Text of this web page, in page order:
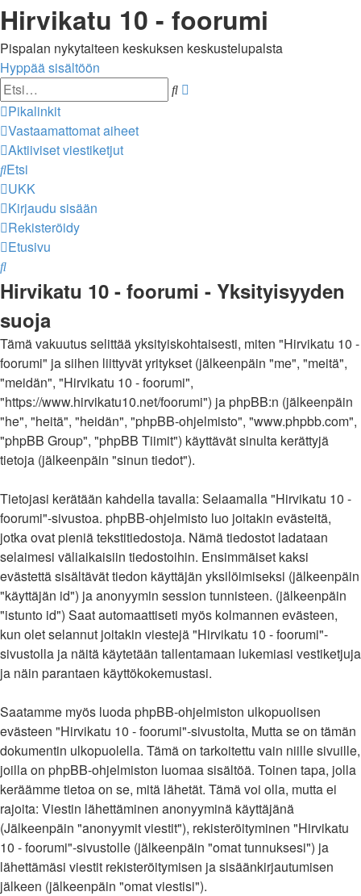
Hirvikatu 10 - foorumi
Pispalan nykytaiteen keskuksen keskustelupalsta
Hyppää sisältöön
Etsi
Pikalinkit
Vastaamattomat aiheet
Aktiiviset viestiketjut
Etsi
UKK
Kirjaudu sisään
Rekisteröidy
Etusivu
Etsi
Hirvikatu 10 - foorumi - Yksityisyyden
suoja
Tämä vakuutus selittää yksityiskohtaisesti, miten "Hirvikatu 10 -
foorumi" ja siihen liittyvät yritykset (jälkeenpäin "me", "meitä",
"meidän", "Hirvikatu 10 - foorumi",
"https://www.hirvikatu10.net/foorumi") ja phpBB:n (jälkeenpäin
"he", "heitä", "heidän", "phpBB-ohjelmisto", "www.phpbb.com",
"phpBB Group", "phpBB Tiimit") käyttävät sinulta kerättyjä
tietoja (jälkeenpäin "sinun tiedot").
Tietojasi kerätään kahdella tavalla: Selaamalla "Hirvikatu 10 -
foorumi"-sivustoa. phpBB-ohjelmisto luo joitakin evästeitä,
jotka ovat pieniä tekstitiedostoja. Nämä tiedostot ladataan
selaimesi väliaikaisiin tiedostoihin. Ensimmäiset kaksi
evästettä sisältävät tiedon käyttäjän yksilöimiseksi (jälkeenpäin
"käyttäjän id") ja anonyymin session tunnisteen. (jälkeenpäin
"istunto id") Saat automaattiseti myös kolmannen evästeen,
kun olet selannut joitakin viestejä "Hirvikatu 10 - foorumi"-
sivustolla ja näitä käytetään tallentamaan lukemiasi vestiketjuja
ja näin parantaen käyttökokemustasi.
Saatamme myös luoda phpBB-ohjelmiston ulkopuolisen
evästeen "Hirvikatu 10 - foorumi"-sivustolta, Mutta se on tämän
dokumentin ulkopuolella. Tämä on tarkoitettu vain niille sivuille,
joilla on phpBB-ohjelmiston luomaa sisältöä. Toinen tapa, jolla
keräämme tietoa on se, mitä lähetät. Tämä voi olla, mutta ei
rajoita: Viestin lähettäminen anonyyminä käyttäjänä
(Jälkeenpäin "anonyymit viestit"), rekisteröityminen "Hirvikatu
10 - foorumi"-sivustolle (jälkeenpäin "omat tunnuksesi") ja
lähettämäsi viestit rekisteröitymisen ja sisäänkirjautumisen
jälkeen (jälkeenpäin "omat viestisi").